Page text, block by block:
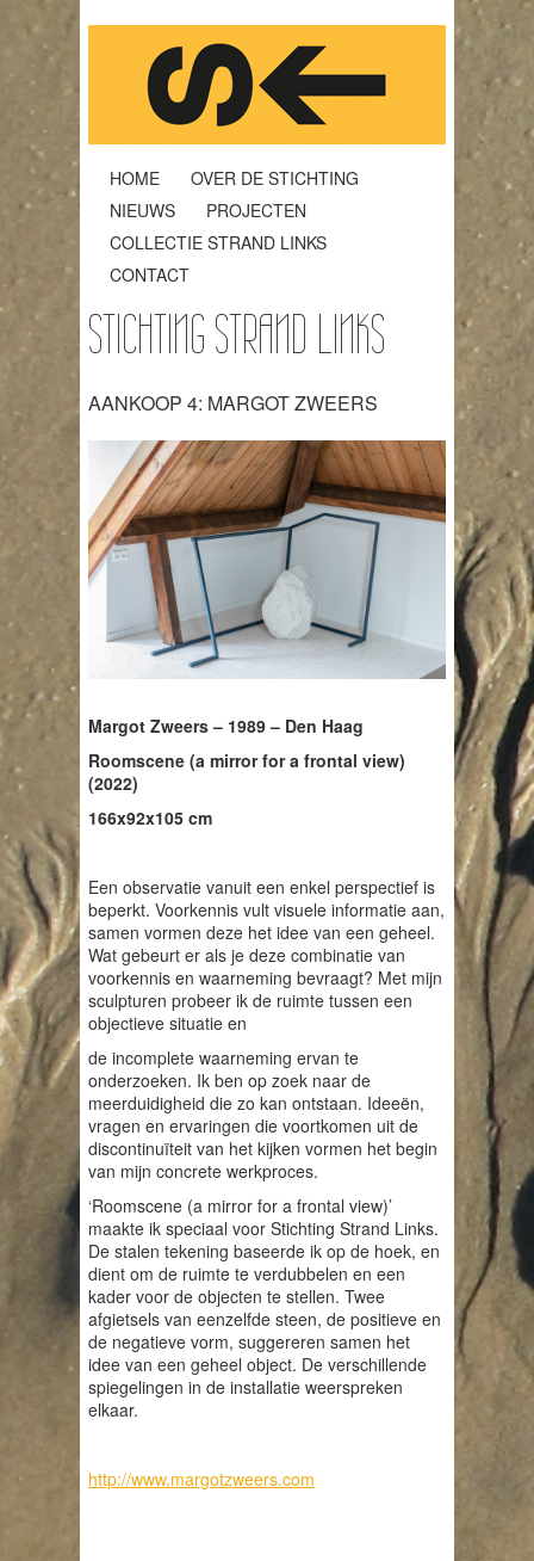
HOME
OVER DE STICHTING
NIEUWS
PROJECTEN
COLLECTIE STRAND LINKS
CONTACT
STICHTING STRAND LINKS
AANKOOP 4: MARGOT ZWEERS
Margot Zweers – 1989 – Den Haag
Roomscene (a mirror for a frontal view)
(2022)
166x92x105 cm
Een observatie vanuit een enkel perspectief is
beperkt. Voorkennis vult visuele informatie aan,
samen vormen deze het idee van een geheel.
Wat gebeurt er als je deze combinatie van
voorkennis en waarneming bevraagt? Met mijn
sculpturen probeer ik de ruimte tussen een
objectieve situatie en
de incomplete waarneming ervan te
onderzoeken. Ik ben op zoek naar de
meerduidigheid die zo kan ontstaan. Ideeën,
vragen en ervaringen die voortkomen uit de
discontinuïteit van het kijken vormen het begin
van mijn concrete werkproces.
‘Roomscene (a mirror for a frontal view)’
maakte ik speciaal voor Stichting Strand Links.
De stalen tekening baseerde ik op de hoek, en
dient om de ruimte te verdubbelen en een
kader voor de objecten te stellen. Twee
afgietsels van eenzelfde steen, de positieve en
de negatieve vorm, suggereren samen het
idee van een geheel object. De verschillende
spiegelingen in de installatie weerspreken
elkaar.
http://www.margotzweers.com